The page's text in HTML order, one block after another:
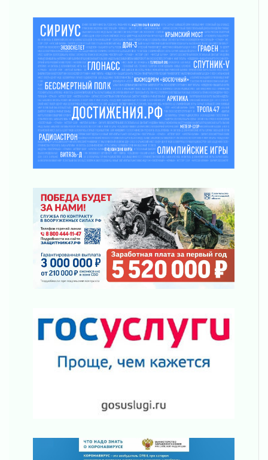
03 августа 2026
За сутки в Ленинградской области
ликвидировали 10 пожаров
03 августа 2026
Клюква наливается, но в корзинку пока не
просится
03 августа 2026
Строительные компании Ленобласти
подняли зарплаты почти на 40% за год
03 августа 2026
Шесть новых жизней в честь дня рождения
Ленинградской области
Уроки безопасности для детей и взрослых
03 августа 2026
Ленобласть отмечает День Воздушно-
десантных войск
02 августа 2026
«Активное лето»
02 августа 2026
02 августа 2026
Ладога — не пруд
ПСК через Гослуслуги напомнит жителям